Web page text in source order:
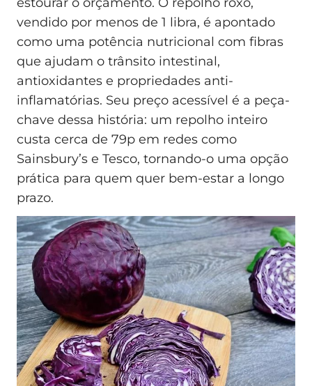
vendido por menos de 1 libra, é apontado
como uma potência nutricional com fibras
que ajudam o trânsito intestinal,
antioxidantes e propriedades anti-
inflamatórias. Seu preço acessível é a peça-
chave dessa história: um repolho inteiro
custa cerca de 79p em redes como
Sainsbury’s e Tesco, tornando-o uma opção
prática para quem quer bem-estar a longo
prazo.